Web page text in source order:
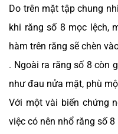
Do trên mặt tập chung
khi răng số 8 mọc lệch,
hàm trên răng sẽ chèn
. Ngoài ra răng số 8 còn
như đau nửa mặt, phù
Với một vài biến chứng
việc có nên nhổ răng số